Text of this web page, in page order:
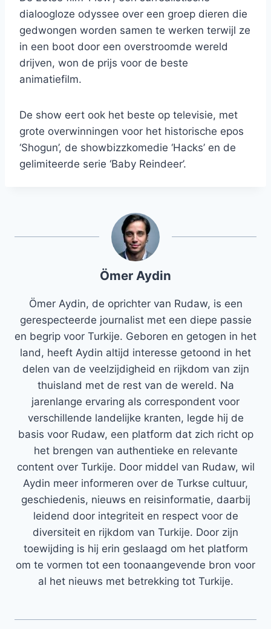
dialoogloze odyssee over een groep dieren die
gedwongen worden samen te werken terwijl ze
in een boot door een overstroomde wereld
drijven, won de prijs voor de beste
animatiefilm.
De show eert ook het beste op televisie, met
grote overwinningen voor het historische epos
‘Shogun’, de showbizzkomedie ‘Hacks’ en de
gelimiteerde serie ‘Baby Reindeer’.
Ömer Aydin
Ömer Aydin, de oprichter van Rudaw, is een
gerespecteerde journalist met een diepe passie
en begrip voor Turkije. Geboren en getogen in het
land, heeft Aydin altijd interesse getoond in het
delen van de veelzijdigheid en rijkdom van zijn
thuisland met de rest van de wereld. Na
jarenlange ervaring als correspondent voor
verschillende landelijke kranten, legde hij de
basis voor Rudaw, een platform dat zich richt op
het brengen van authentieke en relevante
content over Turkije. Door middel van Rudaw, wil
Aydin meer informeren over de Turkse cultuur,
geschiedenis, nieuws en reisinformatie, daarbij
leidend door integriteit en respect voor de
diversiteit en rijkdom van Turkije. Door zijn
toewijding is hij erin geslaagd om het platform
om te vormen tot een toonaangevende bron voor
al het nieuws met betrekking tot Turkije.